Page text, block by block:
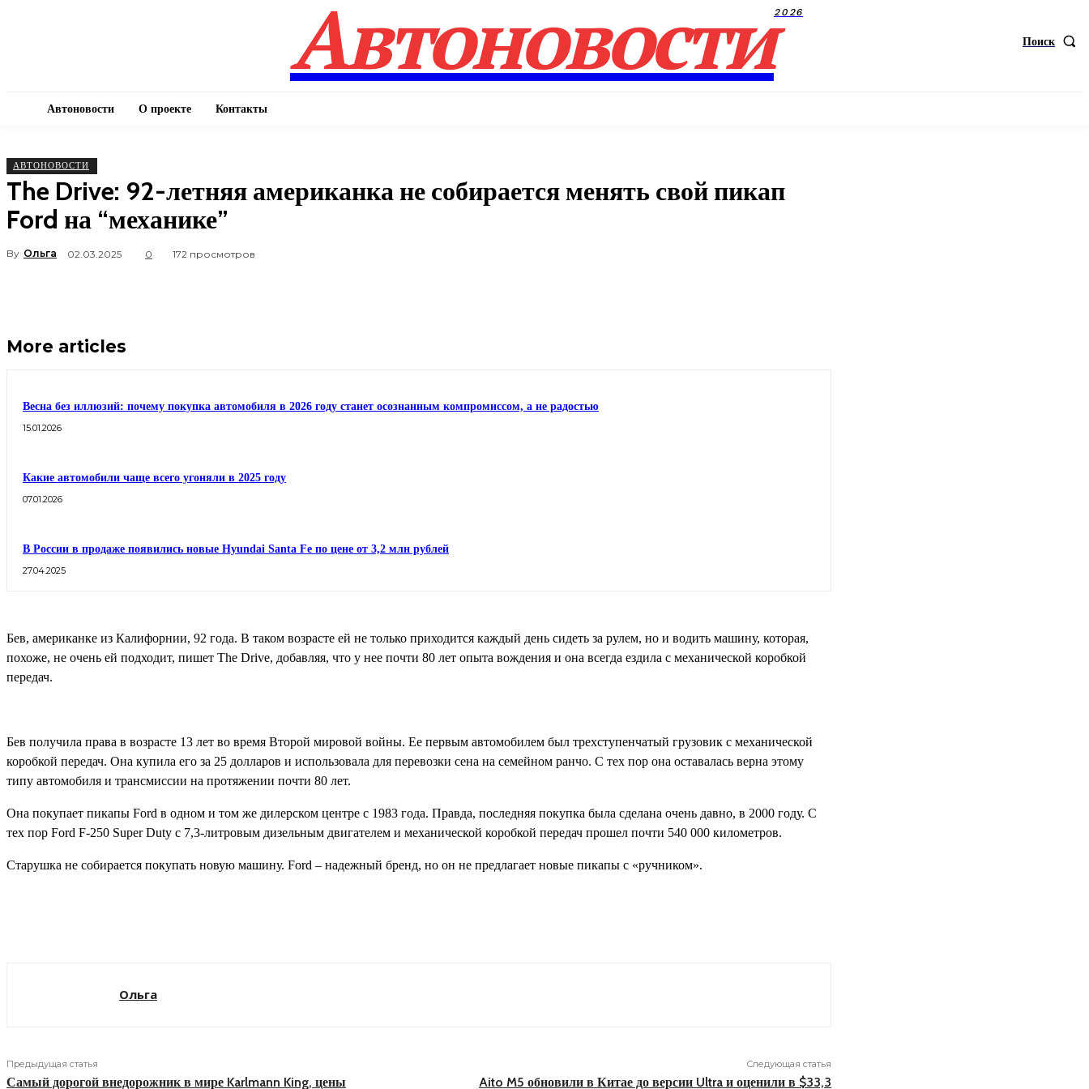
Автоновости2026
Поиск
Автоновости О проекте Контакты
АВТОНОВОСТИ
The Drive: 92-летняя американка не собирается менять свой пикап
Ford на “механике”
By Ольга 02.03.2025 0 172 просмотров
More articles
Весна без иллюзий: почему покупка автомобиля в 2026 году станет осознанным компромиссом, а не радостью
15.01.2026
Какие автомобили чаще всего угоняли в 2025 году
07.01.2026
В России в продаже появились новые Hyundai Santa Fe по цене от 3,2 млн рублей
27.04.2025
Бев, американке из Калифорнии, 92 года. В таком возрасте ей не только приходится каждый день сидеть за рулем, но и водить машину, которая,
похоже, не очень ей подходит, пишет The Drive, добавляя, что у нее почти 80 лет опыта вождения и она всегда ездила с механической коробкой
передач.
Бев получила права в возрасте 13 лет во время Второй мировой войны. Ее первым автомобилем был трехступенчатый грузовик с механической
коробкой передач. Она купила его за 25 долларов и использовала для перевозки сена на семейном ранчо. С тех пор она оставалась верна этому
типу автомобиля и трансмиссии на протяжении почти 80 лет.
Она покупает пикапы Ford в одном и том же дилерском центре с 1983 года. Правда, последняя покупка была сделана очень давно, в 2000 году. С
тех пор Ford F-250 Super Duty с 7,3-литровым дизельным двигателем и механической коробкой передач прошел почти 540 000 километров.
Старушка не собирается покупать новую машину. Ford – надежный бренд, но он не предлагает новые пикапы с «ручником».
Ольга
Предыдущая статья
Самый дорогой внедорожник в мире Karlmann King, цены
Следующая статья
Aito M5 обновили в Китае до версии Ultra и оценили в $33,3